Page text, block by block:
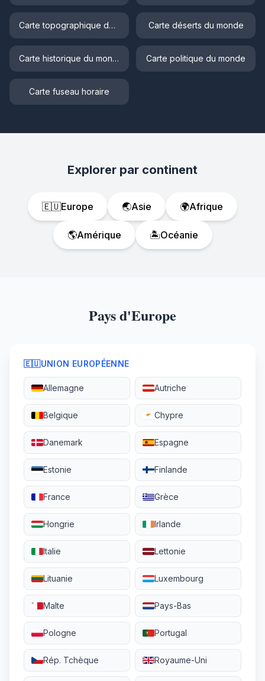
Carte topographique du monde Carte déserts du monde
Carte historique du monde Carte politique du monde
Carte fuseau horaire
Explorer par continent
🇪🇺Europe 🌏Asie 🌍Afrique
🌎Amérique 🏝️Océanie
Pays d'Europe
🇪🇺UNION EUROPÉENNE
Allemagne Autriche
Belgique Chypre
Danemark Espagne
Estonie Finlande
France Grèce
Hongrie Irlande
Italie Lettonie
Lituanie Luxembourg
Malte Pays-Bas
Pologne Portugal
Rép. Tchèque Royaume-Uni